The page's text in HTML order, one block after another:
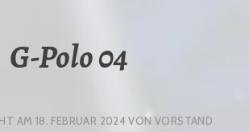
G-Polo 04
AM 18. FEBRUAR 2024 VONVORSTAND